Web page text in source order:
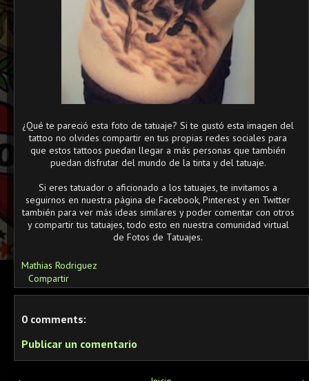
¿Qué te pareció esta foto de tatuaje? Si te gustó esta imagen del
tattoo no olvides compartir en tus propias redes sociales para
que estos tattoos puedan llegar a más personas que también
puedan disfrutar del mundo de la tinta y del tatuaje.
Si eres tatuador o aficionado a los tatuajes, te invitamos a
seguirnos en nuestra página de Facebook, Pinterest y en Twitter
también para ver más ideas similares y poder comentar con otros
y compartir tus tatuajes, todo esto en nuestra comunidad virtual
de Fotos de Tatuajes.
Mathias Rodriguez
Compartir
0 comments:
Publicar un comentario